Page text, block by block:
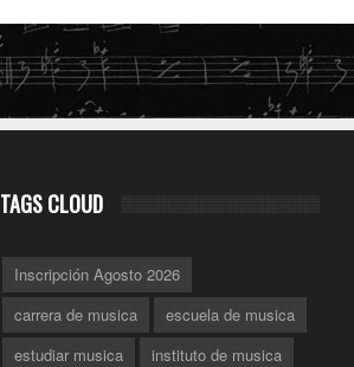
TAGS CLOUD
Inscripción Agosto 2026
carrera de musica
escuela de musica
estudiar musica
instituto de musica